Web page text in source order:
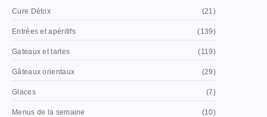
Cure Détox (21)
Entrées et apéritifs (139)
Gateaux et tartes (119)
Gâteaux orientaux (29)
Glaces (7)
Menus de la semaine (10)